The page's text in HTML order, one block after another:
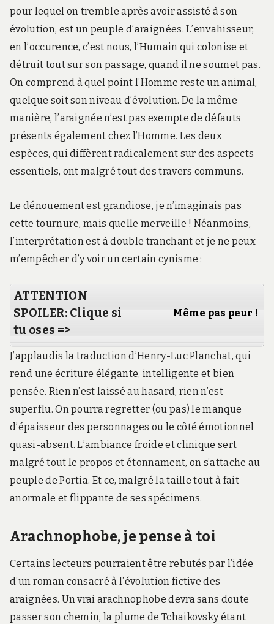
pour lequel on tremble après avoir assisté à son
évolution, est un peuple d’araignées. L’envahisseur,
en l’occurence, c’est nous, l’Humain qui colonise et
détruit tout sur son passage, quand il ne soumet pas.
On comprend à quel point l’Homme reste un animal,
quelque soit son niveau d’évolution. De la même
manière, l’araignée n’est pas exempte de défauts
présents également chez l’Homme. Les deux
espèces, qui diffèrent radicalement sur des aspects
essentiels, ont malgré tout des travers communs.
Le dénouement est grandiose, je n’imaginais pas
cette tournure, mais quelle merveille ! Néanmoins,
l’interprétation est à double tranchant et je ne peux
m’empêcher d’y voir un certain cynisme :
ATTENTION
SPOILER: Clique si
tu oses =>
Même pas peur !
J’applaudis la traduction d’Henry-Luc Planchat, qui
rend une écriture élégante, intelligente et bien
pensée. Rien n’est laissé au hasard, rien n’est
superflu. On pourra regretter (ou pas) le manque
d’épaisseur des personnages ou le côté émotionnel
quasi-absent. L’ambiance froide et clinique sert
malgré tout le propos et étonnament, on s’attache au
peuple de Portia. Et ce, malgré la taille tout à fait
anormale et flippante de ses spécimens.
Arachnophobe, je pense à toi
Certains lecteurs pourraient être rebutés par l’idée
d’un roman consacré à l’évolution fictive des
araignées. Un vrai arachnophobe devra sans doute
passer son chemin, la plume de Tchaikovsky étant